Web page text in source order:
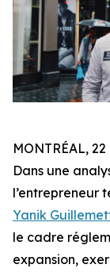
MONTRÉAL,
Dans une
l’entrepreneur
Yanik
le cadre
expansion,